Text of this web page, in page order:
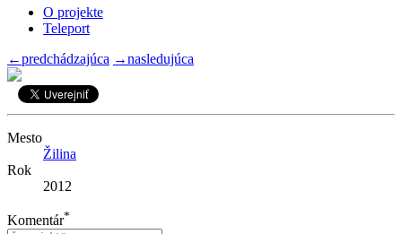
O projekte
Teleport
←predchádzajúca →nasledujúca
Mesto
Žilina
Rok
2012
Komentár*